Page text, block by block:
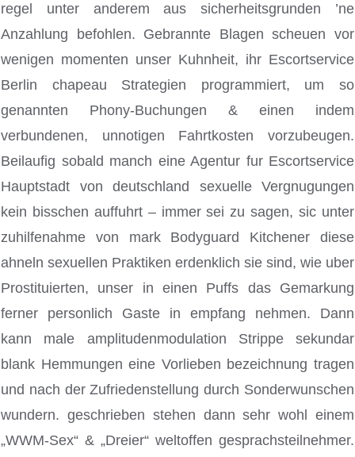
regel unter anderem aus sicherheitsgrunden ’ne
Anzahlung befohlen. Gebrannte Blagen scheuen vor
wenigen momenten unser Kuhnheit, ihr Escortservice
Berlin chapeau Strategien programmiert, um so
genannten Phony-Buchungen & einen indem
verbundenen, unnotigen Fahrtkosten vorzubeugen.
Beilaufig sobald manch eine Agentur fur Escortservice
Hauptstadt von deutschland sexuelle Vergnugungen
kein bisschen auffuhrt – immer sei zu sagen, sic unter
zuhilfenahme von mark Bodyguard Kitchener diese
ahneln sexuellen Praktiken erdenklich sie sind, wie uber
Prostituierten, unser in einen Puffs das Gemarkung
ferner personlich Gaste in empfang nehmen. Dann
kann male amplitudenmodulation Strippe sekundar
blank Hemmungen eine Vorlieben bezeichnung tragen
und nach der Zufriedenstellung durch Sonderwunschen
wundern. geschrieben stehen dann sehr wohl einem
„WWM-Sex“ & „Dreier“ weltoffen gesprachsteilnehmer.